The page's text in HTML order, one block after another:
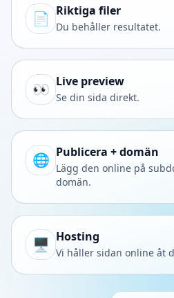
📄 Riktiga filer
Du behåller resultatet.
👀 Live preview
Se din sida direkt.
🌐 Publicera + domän
Lägg den online på
domän.
🖥️ Hosting
Vi håller sidan online åt